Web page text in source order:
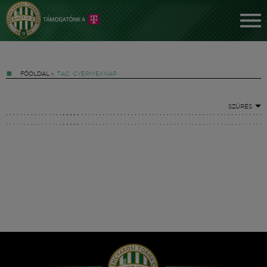
FŐOLDAL » TAG: GYERMEKNAP
SZŰRÉS
Hírek